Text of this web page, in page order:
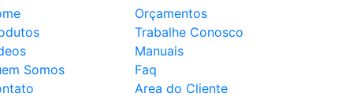
Somos
Orçamentos
Trabalhe Conosco
Manuais
Faq
Area do Cliente